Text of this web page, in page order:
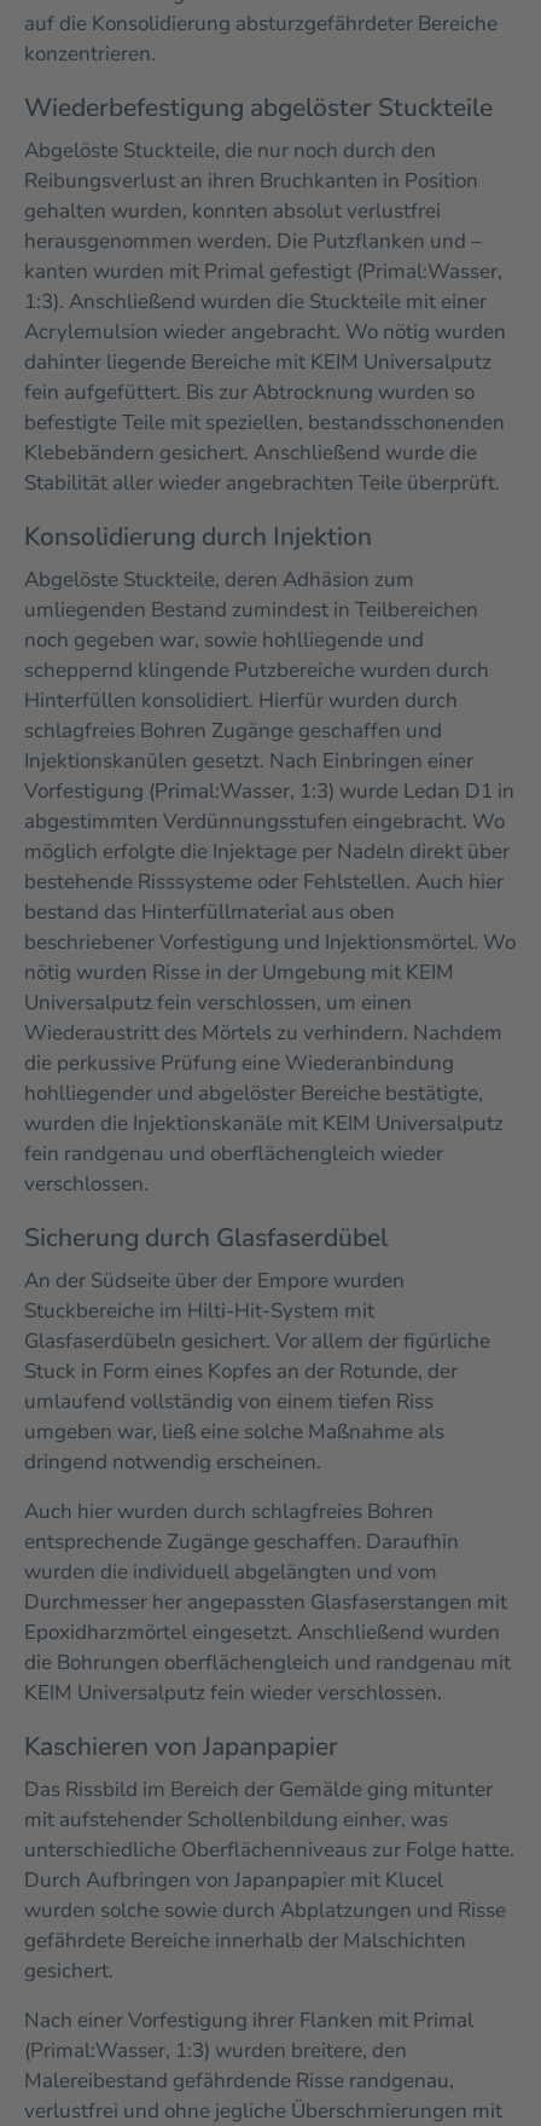
auf die Konsolidierung absturzgefährdeter Bereiche
konzentrieren.
Wiederbefestigung abgelöster Stuckteile
Abgelöste Stuckteile, die nur noch durch den
Reibungsverlust an ihren Bruchkanten in Position
gehalten wurden, konnten absolut verlustfrei
herausgenommen werden. Die Putzflanken und –
kanten wurden mit Primal gefestigt (Primal:Wasser,
1:3). Anschließend wurden die Stuckteile mit einer
Acrylemulsion wieder angebracht. Wo nötig wurden
dahinter liegende Bereiche mit KEIM Universalputz
fein aufgefüttert. Bis zur Abtrocknung wurden so
befestigte Teile mit speziellen, bestandsschonenden
Klebebändern gesichert. Anschließend wurde die
Stabilität aller wieder angebrachten Teile überprüft.
Konsolidierung durch Injektion
Abgelöste Stuckteile, deren Adhäsion zum
umliegenden Bestand zumindest in Teilbereichen
noch gegeben war, sowie hohlliegende und
scheppernd klingende Putzbereiche wurden durch
Hinterfüllen konsolidiert. Hierfür wurden durch
schlagfreies Bohren Zugänge geschaffen und
Injektionskanülen gesetzt. Nach Einbringen einer
Vorfestigung (Primal:Wasser, 1:3) wurde Ledan D1 in
abgestimmten Verdünnungsstufen eingebracht. Wo
möglich erfolgte die Injektage per Nadeln direkt über
bestehende Risssysteme oder Fehlstellen. Auch hier
bestand das Hinterfüllmaterial aus oben
beschriebener Vorfestigung und Injektionsmörtel. Wo
nötig wurden Risse in der Umgebung mit KEIM
Universalputz fein verschlossen, um einen
Wiederaustritt des Mörtels zu verhindern. Nachdem
die perkussive Prüfung eine Wiederanbindung
hohlliegender und abgelöster Bereiche bestätigte,
wurden die Injektionskanäle mit KEIM Universalputz
fein randgenau und oberflächengleich wieder
verschlossen.
Sicherung durch Glasfaserdübel
An der Südseite über der Empore wurden
Stuckbereiche im Hilti-Hit-System mit
Glasfaserdübeln gesichert. Vor allem der figürliche
Stuck in Form eines Kopfes an der Rotunde, der
umlaufend vollständig von einem tiefen Riss
umgeben war, ließ eine solche Maßnahme als
dringend notwendig erscheinen.
Auch hier wurden durch schlagfreies Bohren
entsprechende Zugänge geschaffen. Daraufhin
wurden die individuell abgelängten und vom
Durchmesser her angepassten Glasfaserstangen mit
Epoxidharzmörtel eingesetzt. Anschließend wurden
die Bohrungen oberflächengleich und randgenau mit
KEIM Universalputz fein wieder verschlossen.
Kaschieren von Japanpapier
Das Rissbild im Bereich der Gemälde ging mitunter
mit aufstehender Schollenbildung einher, was
unterschiedliche Oberflächenniveaus zur Folge hatte.
Durch Aufbringen von Japanpapier mit Klucel
wurden solche sowie durch Abplatzungen und Risse
gefährdete Bereiche innerhalb der Malschichten
gesichert.
Nach einer Vorfestigung ihrer Flanken mit Primal
(Primal:Wasser, 1:3) wurden breitere, den
Malereibestand gefährdende Risse randgenau,
verlustfrei und ohne jegliche Überschmierungen mit